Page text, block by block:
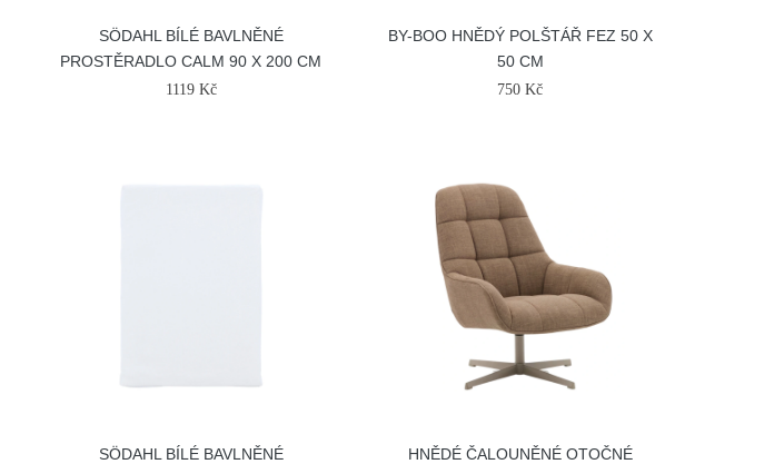
SÖDAHL BÍLÉ BAVLNĚNÉ
PROSTĚRADLO CALM 90 X 200 CM
1119 Kč
BY-BOO HNĚDÝ POLŠTÁŘ FEZ 50 X
50 CM
750 Kč
SÖDAHL BÍLÉ BAVLNĚNÉ
HNĚDÉ ČALOUNĚNÉ OTOČNÉ